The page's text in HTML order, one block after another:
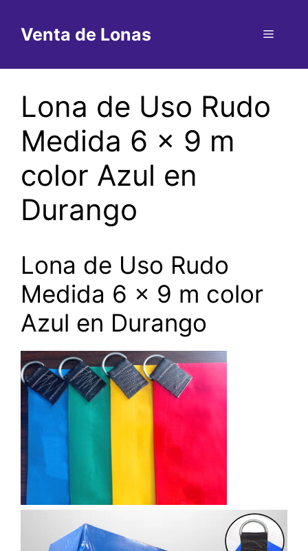
contenido
Venta de Lonas Menú
Lona de Uso Rudo
Medida 6 x 9 m
color Azul en
Durango
Lona de Uso Rudo
Medida 6 x 9 m color
Azul en Durango